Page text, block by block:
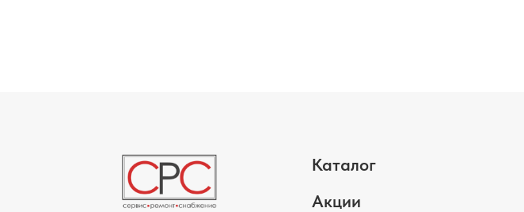
Каталог
Акции